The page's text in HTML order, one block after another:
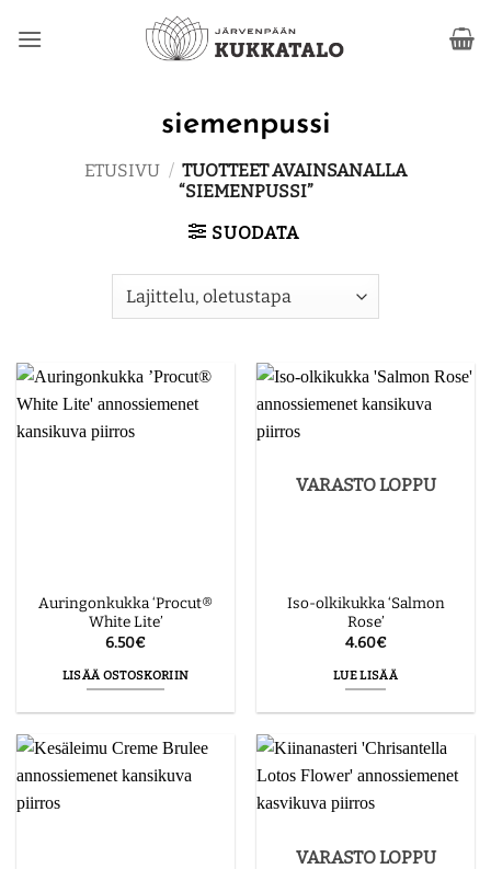
siemenpussi
ETUSIVU / TUOTTEET AVAINSANALLA
“SIEMENPUSSI”
SUODATA
Auringonkukka ‘Procut®
White Lite’
6.50€
LISÄÄ OSTOSKORIIN
VARASTO LOPPU
Iso-olkikukka ‘Salmon
Rose’
4.60€
LUE LISÄÄ
VARASTO LOPPU